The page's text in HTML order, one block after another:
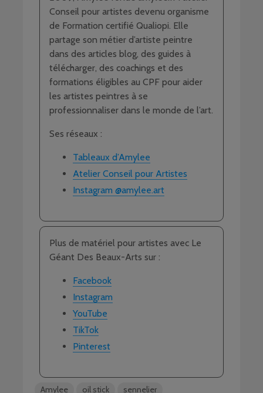
Conseil pour artistes devenu organisme
de Formation certifié Qualiopi. Elle
partage son métier d’artiste peintre
dans des articles blog, des guides à
télécharger, des coachings et des
formations éligibles au CPF pour aider
les artistes peintres à se
professionnaliser dans le monde de l’art.
Ses réseaux :
Tableaux d’Amylee
Atelier Conseil pour Artistes
Instagram @amylee.art
Plus de matériel pour artistes avec Le
Géant Des Beaux-Arts sur :
Facebook
Instagram
YouTube
TikTok
Pinterest
Amylee oil stick sennelier